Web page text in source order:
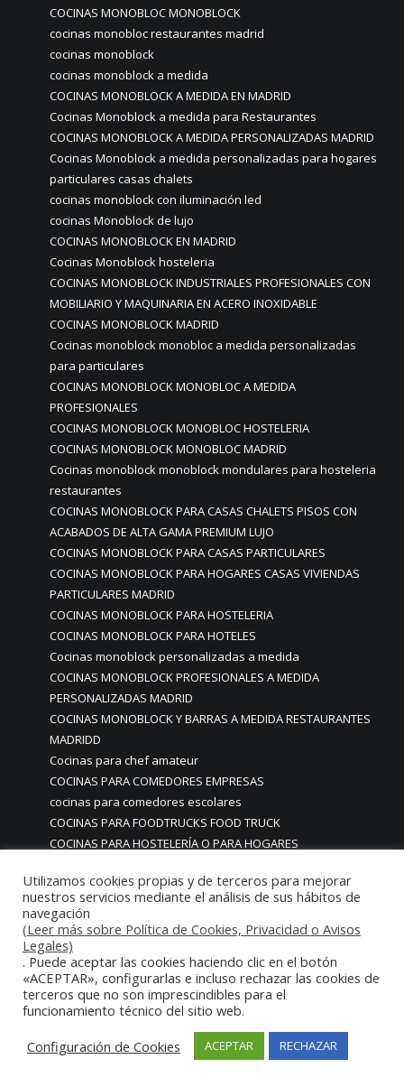
COCINAS MONOBLOC MONOBLOCK
cocinas monobloc restaurantes madrid
cocinas monoblock
cocinas monoblock a medida
COCINAS MONOBLOCK A MEDIDA EN MADRID
Cocinas Monoblock a medida para Restaurantes
COCINAS MONOBLOCK A MEDIDA PERSONALIZADAS MADRID
Cocinas Monoblock a medida personalizadas para hogares
particulares casas chalets
cocinas monoblock con iluminación led
cocinas Monoblock de lujo
COCINAS MONOBLOCK EN MADRID
Cocinas Monoblock hosteleria
COCINAS MONOBLOCK INDUSTRIALES PROFESIONALES CON
MOBILIARIO Y MAQUINARIA EN ACERO INOXIDABLE
COCINAS MONOBLOCK MADRID
Cocinas monoblock monobloc a medida personalizadas
para particulares
COCINAS MONOBLOCK MONOBLOC A MEDIDA
PROFESIONALES
COCINAS MONOBLOCK MONOBLOC HOSTELERIA
COCINAS MONOBLOCK MONOBLOC MADRID
Cocinas monoblock monoblock mondulares para hosteleria
restaurantes
COCINAS MONOBLOCK PARA CASAS CHALETS PISOS CON
ACABADOS DE ALTA GAMA PREMIUM LUJO
COCINAS MONOBLOCK PARA CASAS PARTICULARES
COCINAS MONOBLOCK PARA HOGARES CASAS VIVIENDAS
PARTICULARES MADRID
COCINAS MONOBLOCK PARA HOSTELERIA
COCINAS MONOBLOCK PARA HOTELES
Cocinas monoblock personalizadas a medida
COCINAS MONOBLOCK PROFESIONALES A MEDIDA
PERSONALIZADAS MADRID
COCINAS MONOBLOCK Y BARRAS A MEDIDA RESTAURANTES
MADRIDD
Cocinas para chef amateur
COCINAS PARA COMEDORES EMPRESAS
cocinas para comedores escolares
COCINAS PARA FOODTRUCKS FOOD TRUCK
COCINAS PARA HOSTELERÍA O PARA HOGARES
COCINAS PARA HOTELES BUFFETS
COCINAS PARA PARTICULARES Y HOSTELERIA
COCINAS PARA RESTAURANTES
COCINAS PARA RESTAURANTES HOTELES EN MADRID
COCINAS PARA SERVICIO DOMESTICO
COCINAS PARA TERRAZAS EN MADRID ESPAÑA
COCINAS PREMIUM GAMA ALTA EN MADRID
COCINAS PREMIUM LUJO PARA RESTAURANTES
RESTAURACIÓN MADRID
Utilizamos cookies propias y de terceros para mejorar
nuestros servicios mediante el análisis de sus hábitos de
navegación
(Leer más sobre Política de Cookies, Privacidad o Avisos
Legales)
. Puede aceptar las cookies haciendo clic en el botón
«ACEPTAR», configurarlas e incluso rechazar las cookies de
terceros que no son imprescindibles para el
funcionamiento técnico del sitio web.
Configuración de Cookies
ACEPTAR RECHAZAR